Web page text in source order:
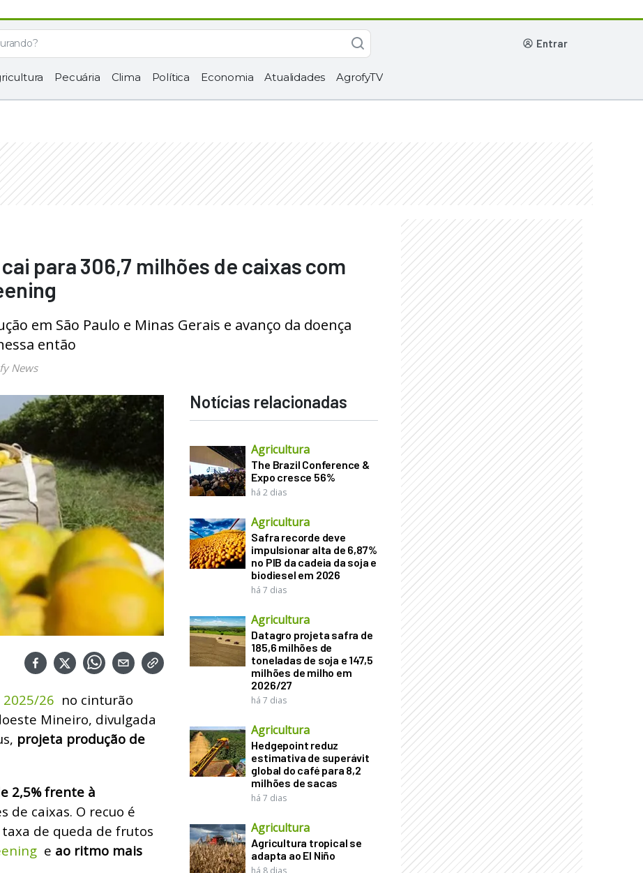
entrar
Pecuária Clima Política Economia Atualidades AgrofyTV
para 306,7 milhões de caixas com
em São Paulo e Minas Gerais e avanço da doença
então
News
26 no cinturão
Mineiro, divulgada
projeta produção de
2,5% frente à
de caixas. O recuo é
de queda de frutos
e ao ritmo mais
Notícias relacionadas
Agricultura
The Brazil Conference &
Expo cresce 56%
há 2 dias
Agricultura
Safra recorde deve
impulsionar alta de 6,87%
no PIB da cadeia da soja e
biodiesel em 2026
há 7 dias
Agricultura
Datagro projeta safra de
185,6 milhões de
toneladas de soja e 147,5
milhões de milho em
2026/27
há 7 dias
Agricultura
Hedgepoint reduz
estimativa de superávit
global do café para 8,2
milhões de sacas
há 7 dias
Agricultura
Agricultura tropical se
adapta ao El Niño
há 8 dias